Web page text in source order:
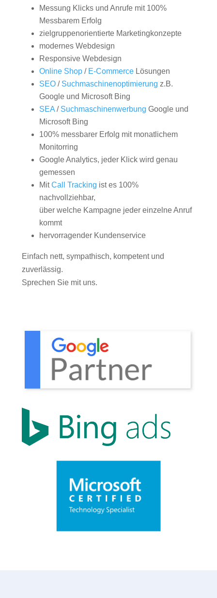
Messung Klicks und Anrufe mit 100%
Messbarem Erfolg
zielgruppenorientierte Marketingkonzepte
modernes Webdesign
Responsive Webdesign
Online Shop/ E-CommerceLösungen
SEO/ Suchmaschinenoptimierung z.B.
Google und Microsoft Bing
SEA/ Suchmaschinenwerbung Google und
Microsoft Bing
100% messbarer Erfolg mit monatlichem
Monitorring
Google Analytics, jeder Klick wird genau
gemessen
MitCall Tracking ist es 100%
nachvollziehbar,
über welche Kampagne jeder einzelne Anruf
kommt
hervorragender Kundenservice
Einfach nett, sympathisch, kompetent und
zuverlässig.
Sprechen Sie mit uns.